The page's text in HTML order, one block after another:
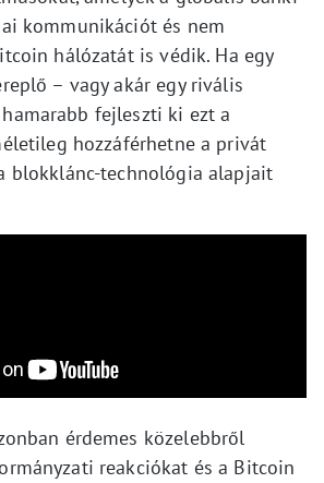
kommunikációt és nem
hálózatát is védik. Ha egy
– vagy akár egy rivális
fejleszti ki ezt a
hozzáférhetne a privát
blokklánc-technológia alapjait
érdemes közelebbről
reakciókat és a Bitcoin